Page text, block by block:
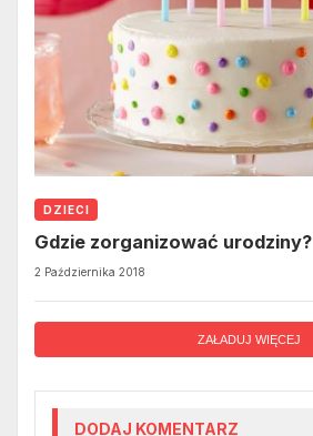
DZIECI
Gdzie zorganizować urodziny?
2 Października 2018
ZAŁADUJ WIĘCEJ
DODAJ KOMENTARZ